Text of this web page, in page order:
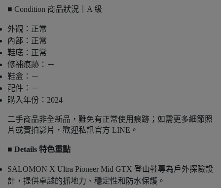
■ Condition 商品狀況｜A 級
外觀：正常
內部：正常
鞋底：正常
修補痕跡：－
鞋盒：－
配件：－
購入年份：2024
二手商品非全新品，難免有正常使用痕跡；如需更多細節照
片或實拍影片，歡迎私訊官方 LINE。
■ Details 特色重點
SALOMON X Ultra Pioneer Mid GTX 登山鞋專為戶外探險設
計，提供卓越的抓地力、穩定性和防水保護。